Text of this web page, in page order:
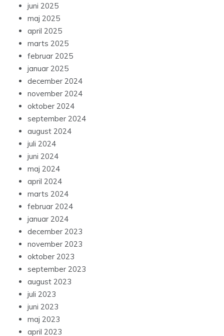
juni 2025
maj 2025
april 2025
marts 2025
februar 2025
januar 2025
december 2024
november 2024
oktober 2024
september 2024
august 2024
juli 2024
juni 2024
maj 2024
april 2024
marts 2024
februar 2024
januar 2024
december 2023
november 2023
oktober 2023
september 2023
august 2023
juli 2023
juni 2023
maj 2023
april 2023